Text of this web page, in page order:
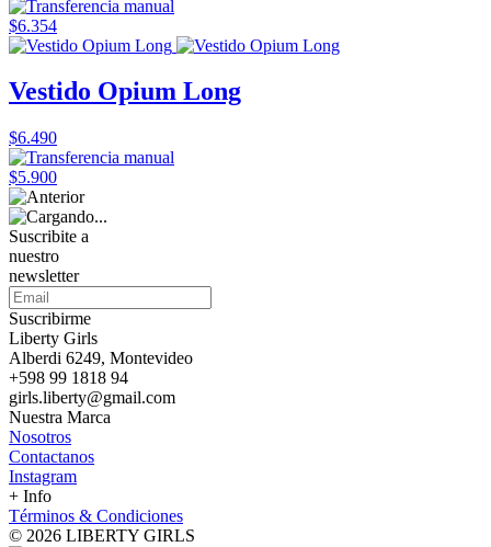
$6.354
Vestido Opium Long
$6.490
$5.900
Suscribite a
nuestro
newsletter
Suscribirme
Liberty Girls
Alberdi 6249, Montevideo
+598 99 1818 94
girls.liberty@gmail.com
Nuestra Marca
Nosotros
Contactanos
Instagram
+ Info
Términos & Condiciones
© 2026 LIBERTY GIRLS